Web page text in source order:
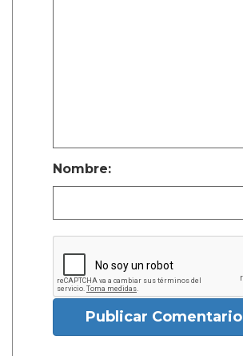
Nombre:
Publicar Comentario